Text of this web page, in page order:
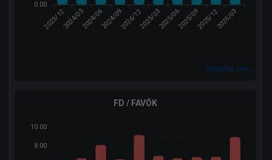
0.00
2023/122024/032024/062024/092024/122025/032025/062025/092025/122026/03
aifinable.com
FD / FAVÖK
10.00
8.00